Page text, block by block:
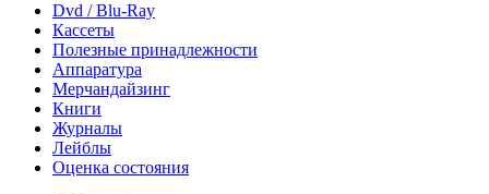
Dvd / Blu-Ray
Кассеты
Полезные принадлежности
Аппаратура
Мерчандайзинг
Книги
Журналы
Лейблы
Оценка состояния